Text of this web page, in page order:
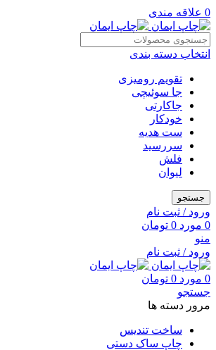
0 علاقه مندی
انتخاب دسته بندی
تقویم رومیزی
جا سوئیچی
جاکارتی
خودکار
ست هدیه
سررسید
فلش
لیوان
جستجو
ورود / ثبت نام
0 مورد 0 تومان
منو
ورود / ثبت نام
0 مورد 0 تومان
جستجو
مرور دسته ها
ساخت تندیس
چاپ ساک دستی